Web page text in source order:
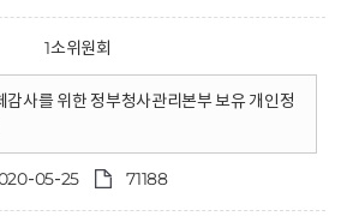
1소위원회
사를 위한 정부청사관리본부 보유 개인정
05-25 71188